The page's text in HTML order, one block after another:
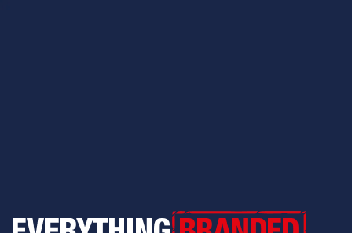
Everything Branded